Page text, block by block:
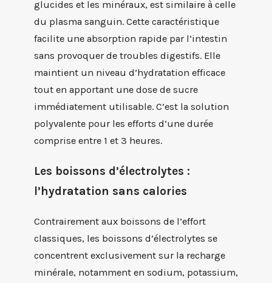
glucides et les minéraux, est similaire à celle
du plasma sanguin. Cette caractéristique
facilite une absorption rapide par l’intestin
sans provoquer de troubles digestifs. Elle
maintient un niveau d’hydratation efficace
tout en apportant une dose de sucre
immédiatement utilisable. C’est la solution
polyvalente pour les efforts d’une durée
comprise entre 1 et 3 heures.
Les boissons d’électrolytes :
l’hydratation sans calories
Contrairement aux boissons de l’effort
classiques, les boissons d’électrolytes se
concentrent exclusivement sur la recharge
minérale, notamment en sodium, potassium,